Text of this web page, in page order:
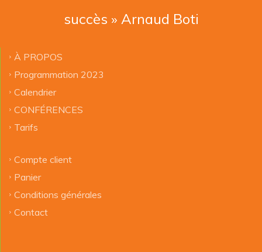
succès » Arnaud Boti
À PROPOS
Programmation 2023
Calendrier
CONFÉRENCES
Tarifs
Compte client
Panier
Conditions générales
Contact